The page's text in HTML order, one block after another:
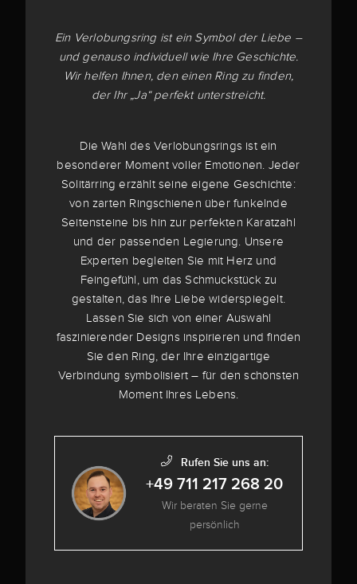
Ein Verlobungsring ist ein Symbol der Liebe –
und genauso individuell wie Ihre Geschichte.
Wir helfen Ihnen, den einen Ring zu finden,
der Ihr „Ja“ perfekt unterstreicht.
Die Wahl des Verlobungsrings ist ein
besonderer Moment voller Emotionen. Jeder
Solitärring erzählt seine eigene Geschichte:
von zarten Ringschienen über funkelnde
Seitensteine bis hin zur perfekten Karatzahl
und der passenden Legierung. Unsere
Experten begleiten Sie mit Herz und
Feingefühl, um das Schmuckstück zu
gestalten, das Ihre Liebe widerspiegelt.
Lassen Sie sich von einer Auswahl
faszinierender Designs inspirieren und finden
Sie den Ring, der Ihre einzigartige
Verbindung symbolisiert – für den schönsten
Moment Ihres Lebens.
Rufen Sie uns an:
+49 711 217 268 20
Wir beraten Sie gerne
persönlich